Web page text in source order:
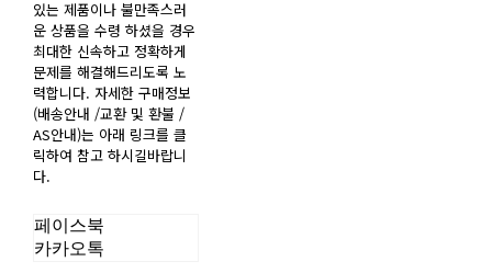
있는 제품이나 불만족스러
운 상품을 수령 하셨을 경우
최대한 신속하고 정확하게
문제를 해결해드리도록 노
력합니다. 자세한 구매정보
(배송안내 /교환 및 환불 /
AS안내)는 아래 링크를 클
릭하여 참고 하시길바랍니
다.
페이스북
카카오톡